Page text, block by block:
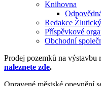
Knihovna
Redakce
Příspěvkové
Obchodní
Prodej pozemků na
naleznete zde.
Opravené městské opevnění